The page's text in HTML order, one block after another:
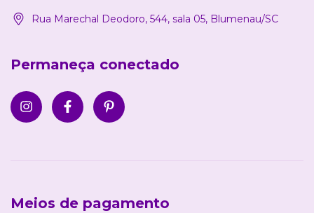
Rua Marechal Deodoro, 544, sala 05, Blumenau/SC
Permaneça conectado
Meios de pagamento